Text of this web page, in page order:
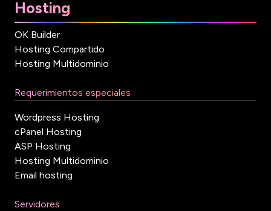
Hosting
OK Builder
Hosting Compartido
Hosting Multidominio
Requerimientos especiales
Wordpress Hosting
cPanel Hosting
ASP Hosting
Hosting Multidominio
Email hosting
Servidores